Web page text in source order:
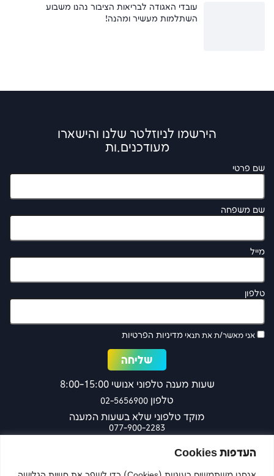
העדפות Cookies
עובדי האגודה לבריאות הציבור נהנו משבוע
השתלמות מעשיר ומהנה!
הירשמו לניוזלטר שלנו והישארו
מעודכנים.ות
שם פרטי
שם משפחה
מייל
טלפון
אני מאשר/ת את תנאי מדיניות הפרטיות
שעות מענה טלפוני אנושי 8:00-15:00
טלפון 02-5656900
מוקד טלפוני שלא בשעות המענה
077-900-2283